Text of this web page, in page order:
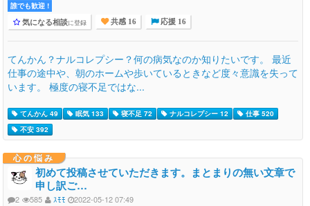
誰でも歓迎 !
気になる相談に登録 共感 16 応援 16
てんかん？ナルコレプシー？何の病気なのか知りたいです。 最近
仕事の途中や、朝のホームや歩いているときなど度々意識を失って
います。 極度の寝不足ではな...
てんかん 49 眠気 133 寝不足 72 ナルコレプシー 12
仕事 520
不安 392
心の悩み
初めて投稿させていただきます。まとまりの無い文章で
申し訳ご…
2 585 ｽﾓﾓ 2022-05-12 07:49